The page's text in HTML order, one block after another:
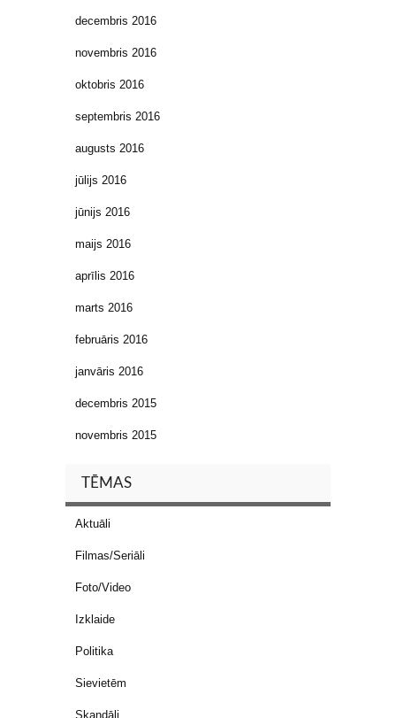
decembris 2016
novembris 2016
oktobris 2016
septembris 2016
augusts 2016
jūlijs 2016
jūnijs 2016
maijs 2016
aprīlis 2016
marts 2016
februāris 2016
janvāris 2016
decembris 2015
novembris 2015
TĒMAS
Aktuāli
Filmas/Seriāli
Foto/Video
Izklaide
Politika
Sievietēm
Skandāli